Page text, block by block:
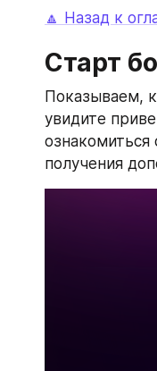
🔼 Назад к
Старт
Показываем,
увидите
ознакомиться
получения